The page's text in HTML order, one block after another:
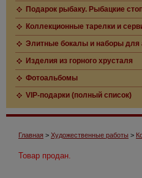
Подарок рыбаку. Рыбацкие
Коллекционные тарелки и
Элитные бокалы и наборы для
Изделия из горного хрусталя
Фотоальбомы
VIP-подарки (полный список)
Главная > Художественные работы >
Товар продан.